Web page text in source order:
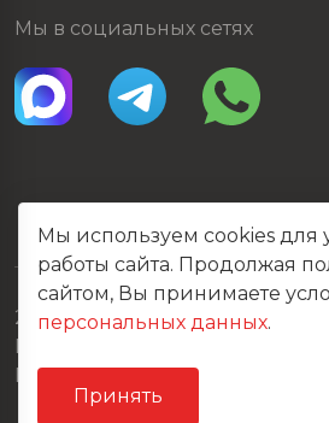
Мы в социальных сетях
2026 © Все права защищены
Политика
Карта сайта
Мы используем cookies для
работы сайта. Продолжая
сайтом, Вы принимаете
персональных данных.
Принять